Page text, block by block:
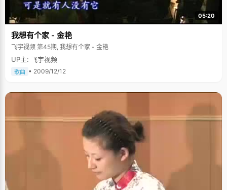
05:20
我想有个家 - 金艳
飞宇视频 第45期, 我想有个家 - 金艳
UP主: 飞宇视频
歌曲 • 2009/12/12